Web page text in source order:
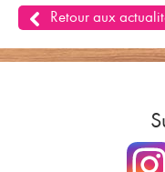
Retour aux